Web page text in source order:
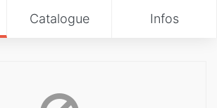
Catalogue Infos